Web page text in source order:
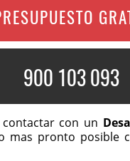
900 103 093
con un
mas pronto posible